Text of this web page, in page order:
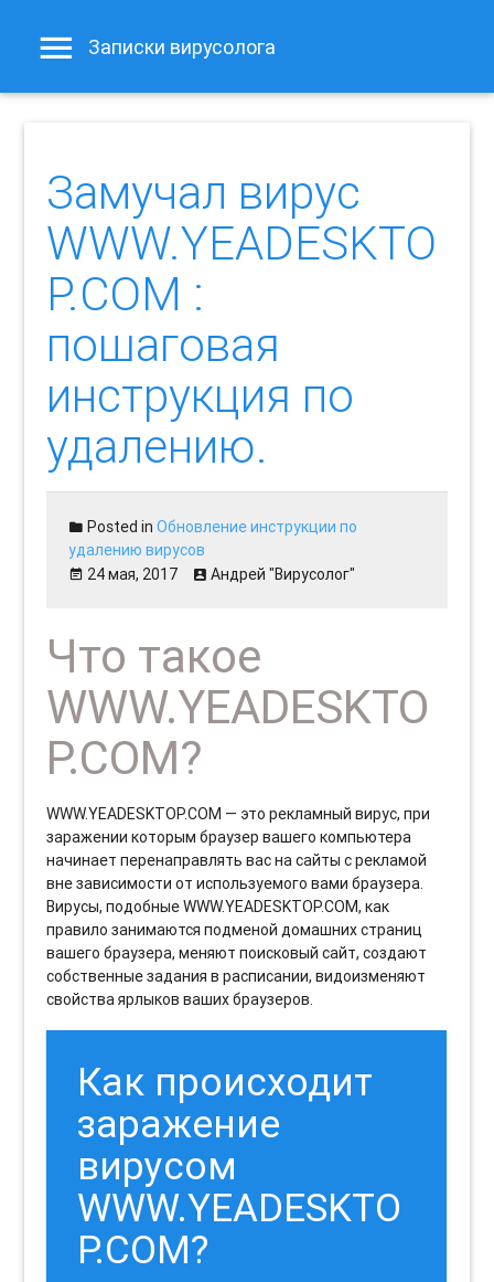
Записки вирусолога
Замучал вирус
WWW.YEADESKTO
P.COM :
пошаговая
инструкция по
удалению.
Posted inОбновление инструкции по
удалению вирусов
24 мая, 2017
Андрей "Вирусолог"
Что такое
WWW.YEADESKTO
P.COM?
WWW.YEADESKTOP.COM — это рекламный вирус, при
заражении которым браузер вашего компьютера
начинает перенаправлять вас на сайты с рекламой
вне зависимости от используемого вами браузера.
Вирусы, подобные WWW.YEADESKTOP.COM, как
правило занимаются подменой домашних страниц
вашего браузера, меняют поисковый сайт, создают
собственные задания в расписании, видоизменяют
свойства ярлыков ваших браузеров.
Как происходит
заражение
вирусом
WWW.YEADESKTO
P.COM?